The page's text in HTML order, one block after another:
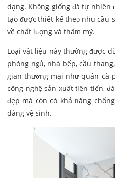
dạng. Không giống đá tự nhiên
tạo được thiết kế theo nhu cầu
về chất lượng và thẩm mỹ.
Loại vật liệu này thường được
phòng ngủ, nhà bếp, cầu
gian thương mại như quán cà
công nghệ sản xuất tiên tiến,
đẹp mà còn có khả năng
dàng vệ sinh.